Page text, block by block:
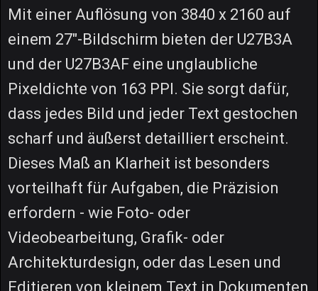
Mit einer Auflösung von 3840 x 2160 auf
einem 27"-Bildschirm bieten der U27B3A
und der U27B3AF eine unglaubliche
Pixeldichte von 163 PPI. Sie sorgt dafür,
dass jedes Bild und jeder Text gestochen
scharf und äußerst detailliert erscheint.
Dieses Maß an Klarheit ist besonders
vorteilhaft für Aufgaben, die Präzision
erfordern - wie Foto- oder
Videobearbeitung, Grafik- oder
Architekturdesign, oder das Lesen und
Editieren von kleinem Text in Dokumenten